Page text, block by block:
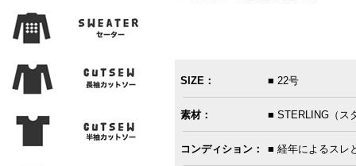
SIZE： ■ 22号
素材： ■ STERLING（ス
コンディション： ■ 経年によるスレ